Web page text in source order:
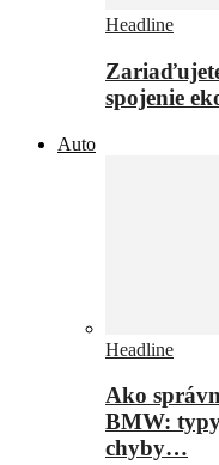
Headline
spojenie
Auto
Headline
Ako
BMW:
chyby…